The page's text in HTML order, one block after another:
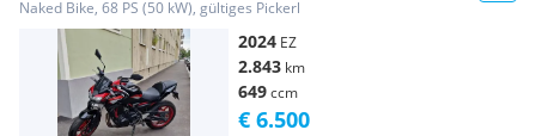
Naked Bike, 68 PS (50 kW), gültiges Pickerl
2024 EZ
2.843 km
649ccm
€ 6.500